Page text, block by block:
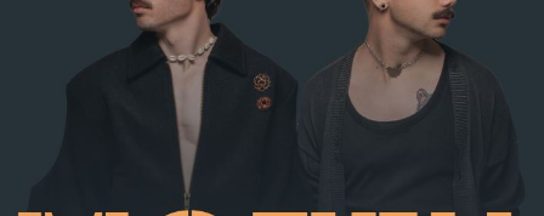
С постановление на Районна прокуратура-Габрово
В.А. е бил задържан за срок до 72 часа, а с
определение на Районен съд-Габрово спрямо него е
взета мярка за неотклонение „домашен арест“.
Съдебният акт е окончателен.